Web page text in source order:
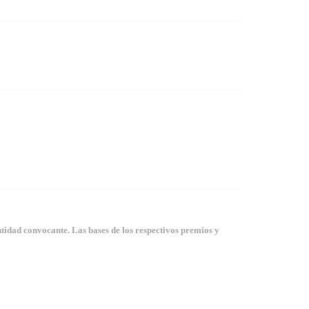
convocante. Las bases de los respectivos premios y